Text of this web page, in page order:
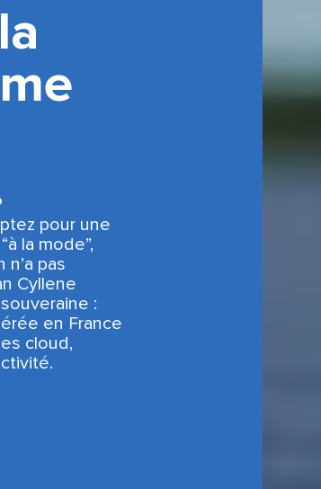
pour une
la mode”,
pas
Cyllene
:
en France
cloud,